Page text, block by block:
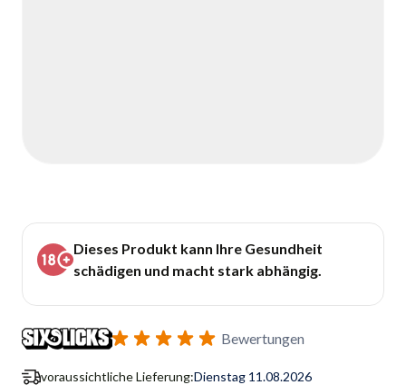
Dieses Produkt kann Ihre Gesundheit
schädigen und macht stark abhängig.
Bewertungen
voraussichtliche Lieferung:Dienstag 11.08.2026